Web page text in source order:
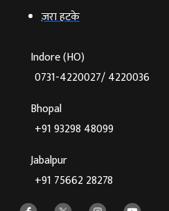
ज़रा हटके
Indore (HO)
0731-4220027/ 4220036
Bhopal
+91 93298 48099
Jabalpur
+91 75662 28278